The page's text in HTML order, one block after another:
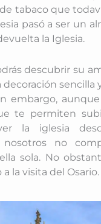
tabaco que
pasó a ser un
la Iglesia.
descubrir su
sencilla
embargo,
te permiten
la iglesia
nosotros no
sola. No
la visita del Osario.